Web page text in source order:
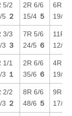
5/2
5 ２
2R 6/6
15/4 ５
6R 3/
19/6
3/3
3 ３
7R 5/6
24/5 ６
11R
12/5
1/1
3 １
2R 6/6
35/6 ６
4R 3/
19/3
2/2
3 ２
8R 6/6
48/6 ５
9R 4/
17/4